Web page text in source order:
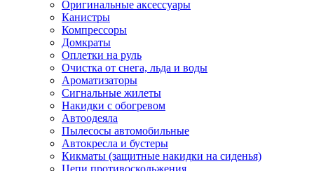
Оригинальные аксессуары
Канистры
Компрессоры
Домкраты
Оплетки на руль
Очистка от снега, льда и воды
Ароматизаторы
Сигнальные жилеты
Накидки с обогревом
Автоодеяла
Пылесосы автомобильные
Автокресла и бустеры
Кикматы (защитные накидки на сиденья)
Цепи противоскольжения